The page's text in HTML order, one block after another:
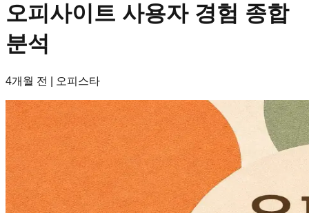
오피사이트 사용자 경험 종합
분석
4개월 전 오피스타